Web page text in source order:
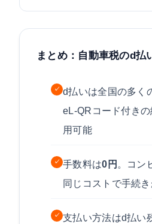
まとめ：自動車税のd払
✓ d払いは全国の多く
eL-QRコード付き
用可能
✓ 手数料は0円 。コン
同じコストで手続
✓ 支払い方法はd払い